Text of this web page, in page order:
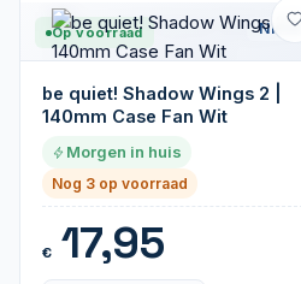
Op voorraad Nieuw
be quiet! Shadow Wings 2 |
140mm Case Fan Wit
Morgen in huis
Nog 3 op voorraad
€17,95